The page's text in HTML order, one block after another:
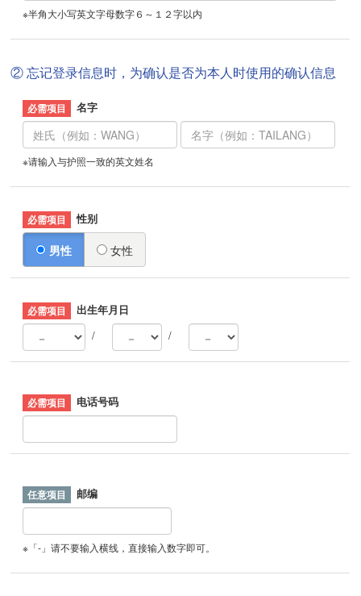
※半角大小写英文字母数字６～１２字以内
② 忘记登录信息时，为确认是否为本人时使用的确认信息
名字
※请输入与护照一致的英文姓名
性别
男性 女性
出生年月日
/
/
电话号码
邮编
※「-」请不要输入横线，直接输入数字即可。